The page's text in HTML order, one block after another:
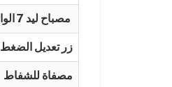
زر تعديل الضغط
مصفاة للشفاط